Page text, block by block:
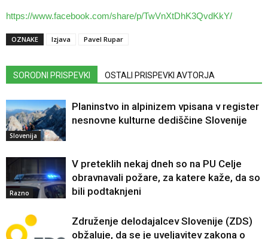
https://www.facebook.com/share/p/TwVnXtDhK3QvdKkY/
OZNAKE Izjava Pavel Rupar
SORODNI PRISPEVKI OSTALI PRISPEVKI AVTORJA
Slovenija
Planinstvo in alpinizem vpisana v register
nesnovne kulturne dediščine Slovenije
Razno
V preteklih nekaj dneh so na PU Celje
obravnavali požare, za katere kaže, da so
bili podtaknjeni
Združenje delodajalcev Slovenije (ZDS)
obžaluje, da se je uveljavitev zakona o